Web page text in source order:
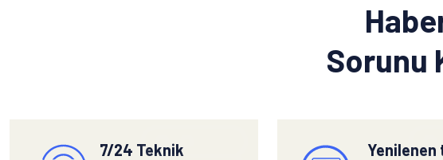
Sorunu
7/24 Teknik
Yenilenen